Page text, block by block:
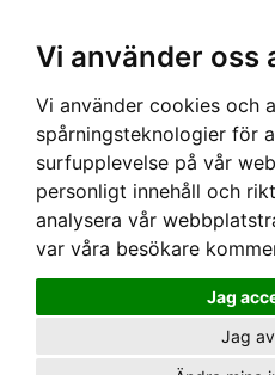
Vi använder oss
Vi använder cookies och
spårningsteknologier för
surfupplevelse på vår
personligt innehåll och
analysera vår
var våra besökare
Jag
Jag
› Armaturer› Tillbehör› Övrigt
Övriga armaturtillbehör-